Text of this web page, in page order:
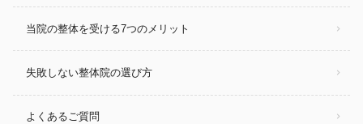
当院の整体を受ける7つのメリット
失敗しない整体院の選び方
よくあるご質問